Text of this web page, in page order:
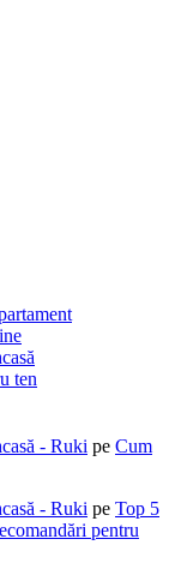
ten
- Ruki pe Cum
- Ruki pe Top 5
pentru